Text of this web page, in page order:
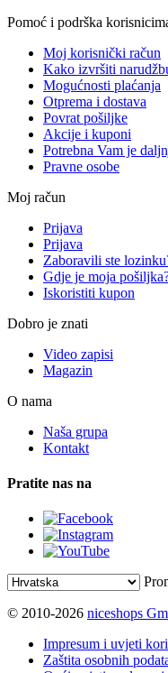
Pomoć i podrška
Moj korisnički račun
Kako izvršiti
Mogućnosti plaćanja
Otprema i dostava
Povrat pošiljke
Akcije i kuponi
Potrebna Vam je
Pravne osobe
Moj račun
Prijava
Prijava
Zaboravili ste
Gdje je moja
Iskoristiti kupon
Dobro je znati
Video zapisi
Magazin
O nama
Naša grupa
Kontakt
Pratite nas na
© 2010-2026 niceshops
Impresum i uvjeti
Zaštita osobnih